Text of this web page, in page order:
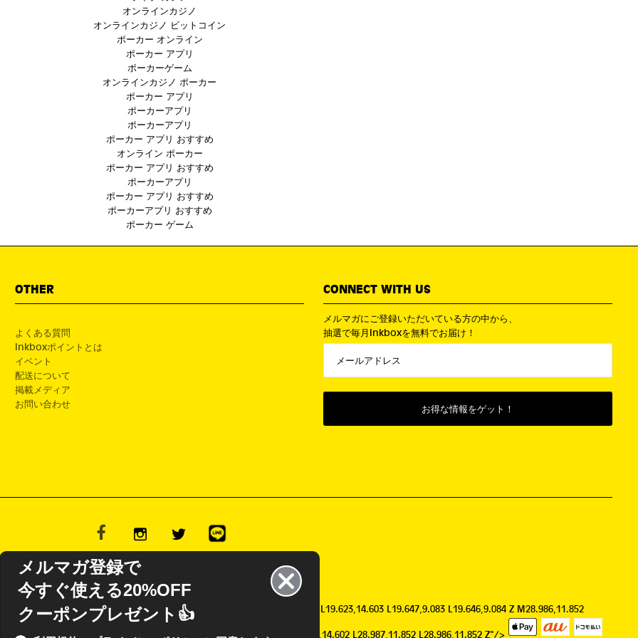
オンラインカジノ
オンラインカジノ ビットコイン
ポーカー オンライン
ポーカー アプリ
ポーカーゲーム
オンラインカジノ ポーカー
ポーカー アプリ
ポーカーアプリ
ポーカーアプリ
ポーカー アプリ おすすめ
オンライン ポーカー
ポーカー アプリ おすすめ
ポーカーアプリ
ポーカー アプリ おすすめ
ポーカーアプリ おすすめ
ポーカー ゲーム
OTHER
よくある質問
Inkboxポイントとは
イベント
配送について
掲載メディア
お問い合わせ
CONNECT WITH US
メルマガにご登録いただいている方の中から、
抽選で毎月Inkboxを無料でお届け！
L15.235,14.602 L16.425,14.602 L18.165,10.673 L18.165,14.603 L19.623,14.603 L19.647,9.083 L19.646,9.084 Z M28.986,11.852
L20.652,14.602 L26.462,14.602 L28.076,12.864 L29.624,14.602 L31.499,14.602 L28.987,11.852 L28.986,11.852 Z"/>
メルマガ登録で
今すぐ使える20%OFF
クーポンプレゼント👍